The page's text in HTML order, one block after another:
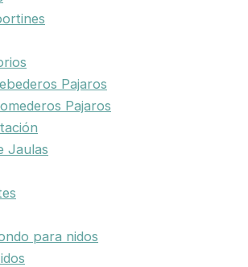
Pajaros
Pajaros
Jaulas
para nidos